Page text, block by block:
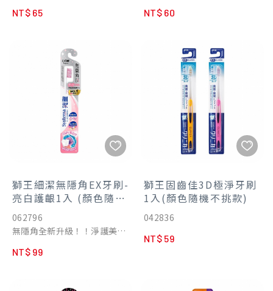
頭，更深入清潔智齒區之難刷
窄位。
1/10，細微深入牙齦溝，強效
預防牙齦問題。
【呵護牙齦】
減少67%牙齦壓力，細柔呵護
【柔韌耐用】
韌性比一般刷毛高出3倍以上
不易外翻，更持久耐用
【快乾防菌】
刷毛具快乾特性，使用後迅速
・牙周抗敏牙刷 - 內長外柔雙
層植毛，中央長細毛溫柔潔淨
退縮牙齦所暴露的牙齒敏感
處，外緣較短柔細毛溫和呵護
弱化牙齦。
- 推薦人群 : 自覺牙齒敏感 / 酸
NT$ 65
刷頸，防止刷牙施力過度對牙
【超極細毛】
日本超極細毛尖端僅一般刷毛
1/10，細微深入牙齦溝，強效
去除食物殘渣及牙菌斑，幫助
預防牙齦問題。
【呵護牙齦】
減少67%牙齦壓力，細柔呵護
韌性比一般刷毛高出3倍以上
不易外翻，更持久耐用。
【快乾防菌】
刷毛具快乾特性，使用後迅速
乾燥，不易滋生細菌。
NT$ 60
獅王細潔無隱角EX牙刷-
亮白護齦1入 (顏色隨機
不挑款)
062796
無隱角全新升級！！淨護美齒
日本口腔護理市場連續20年
360%亮白力，護齦極淨!展現
NT$ 99
獅王固齒佳3D極淨牙刷
1入(顏色隨機不挑款)
042836
NT$ 59